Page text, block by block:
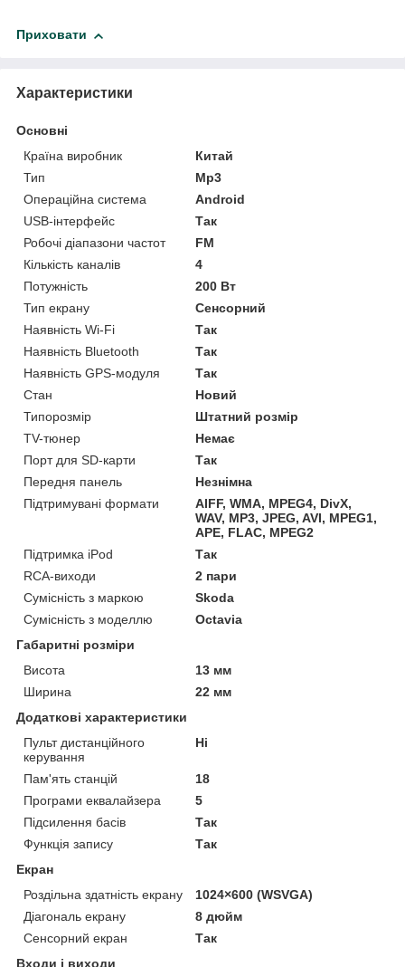
Приховати
Характеристики
Основні
Країна виробник
Китай
Тип
Mp3
Операційна система
Android
USB-інтерфейс
Так
Робочі діапазони частот
FM
Кількість каналів
4
Потужність
200 Вт
Тип екрану
Сенсорний
Наявність Wi-Fi
Так
Наявність Bluetooth
Так
Наявність GPS-модуля
Так
Стан
Новий
Типорозмір
Штатний розмір
TV-тюнер
Немає
Порт для SD-карти
Так
Передня панель
Незнімна
Підтримувані формати
AIFF, WMA, MPEG4, DivX,
WAV, MP3, JPEG, AVI, MPEG1,
APE, FLAC, MPEG2
Підтримка iPod
Так
RCA-виходи
2 пари
Сумісність з маркою
Skoda
Сумісність з моделлю
Octavia
Габаритні розміри
Висота
13 мм
Ширина
22 мм
Додаткові характеристики
Пульт дистанційного
керування
Ні
Пам'ять станцій
18
Програми еквалайзера
5
Підсилення басів
Так
Функція запису
Так
Екран
Роздільна здатність екрану
1024×600 (WSVGA)
Діагональ екрану
8 дюйм
Сенсорний екран
Так
Входи і виходи